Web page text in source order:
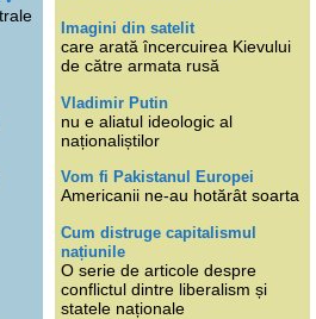
Imagini din satelit
care arată încercuirea Kievului
de către armata rusă
Vladimir Putin
nu e aliatul ideologic al
naționaliștilor
Vom fi Pakistanul Europei
Americanii ne-au hotărât soarta
Cum distruge capitalismul
națiunile
O serie de articole despre
conflictul dintre liberalism și
statele naționale